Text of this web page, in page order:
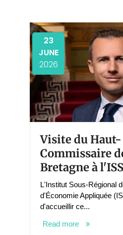
Visite du Haut-
Commissaire
Bretagne à
23
JUNE
2026
L'Institut Sous-Régional
d'Économie Appliquée
d'accueillir ce...
Read more